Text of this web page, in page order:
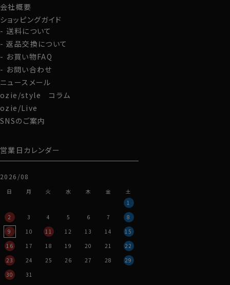
会社概要
ショッピングガイド
送料について
返品交換について
お買い物FAQ
お問い合わせ
ニュースメール
ozie/style コラム
ozie/Live
SNSのご案内
営業日カレンダー
2026/08
日 月 火 水 木 金
土
1
2
3 4 5 6 7
8
9
10 11 12 13 14
15
16
17 18 19 20 21
22
23
24 25 26 27 28
29
30
31